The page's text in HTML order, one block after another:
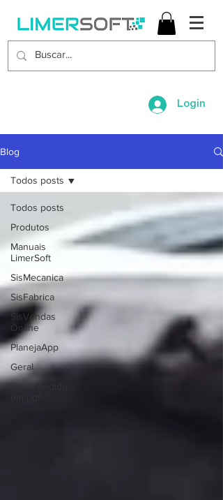
Login
Blog
Todos posts
Produtos
Manuais
LimerSoft
SisMecanica
SisFabrica
SisVendas
Online
PlanejaApp
Geral
Gerar pedido
Todos posts